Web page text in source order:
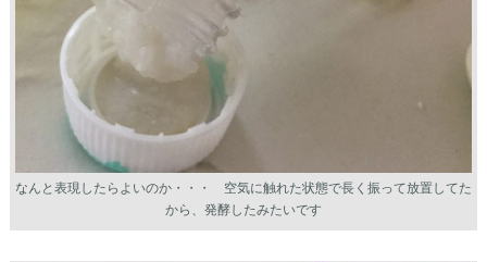
なんと表現したらよいのか・・・ 空気に触れた状態で長く振って放置してた
から、発酵したみたいです